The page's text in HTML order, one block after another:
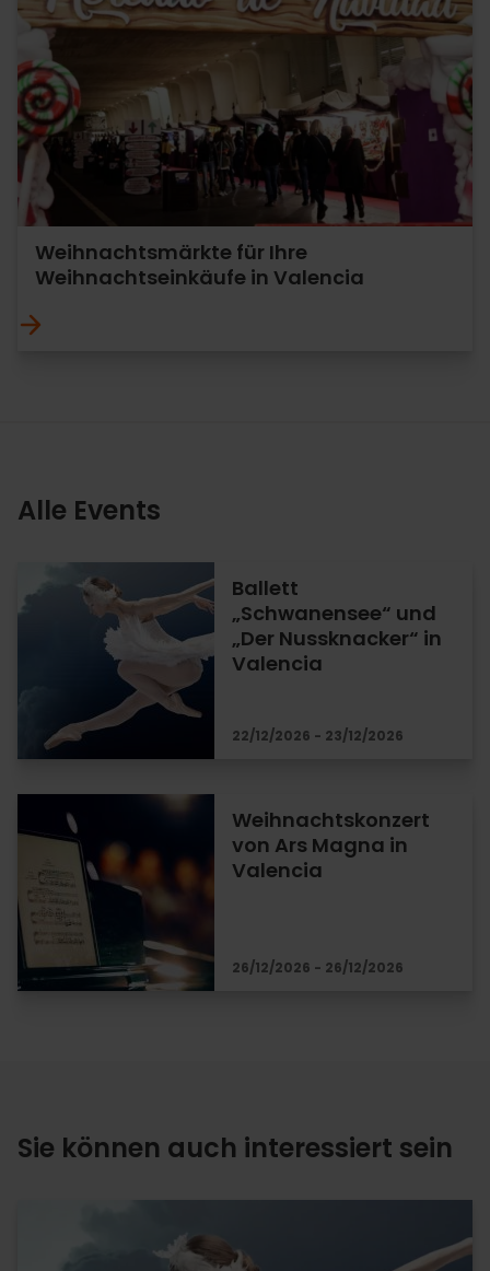
Weihnachtsmärkte für Ihre
Weihnachtseinkäufe in Valencia
Alle Events
Ballett
„Schwanensee“ und
„Der Nussknacker“ in
Valencia
22/12/2026 - 23/12/2026
Weihnachtskonzert
von Ars Magna in
Valencia
26/12/2026 - 26/12/2026
Sie können auch interessiert sein